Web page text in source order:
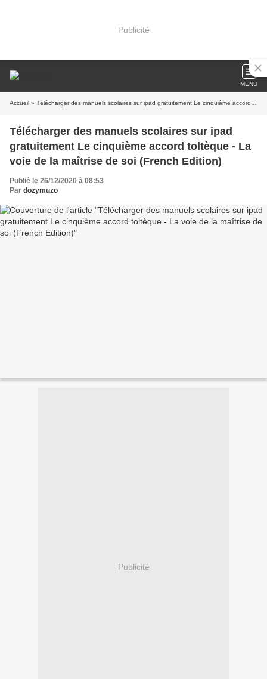
Publicité
MENU
Accueil » Télécharger des manuels scolaires sur ipad gratuitement Le cinquième accord toltèque - La voie de la maîtrise de soi (French Edition)
Télécharger des manuels scolaires sur ipad
gratuitement Le cinquième accord toltèque - La
voie de la maîtrise de soi (French Edition)
Publié le 26/12/2020 à 08:53
Par dozymuzo
Publicité